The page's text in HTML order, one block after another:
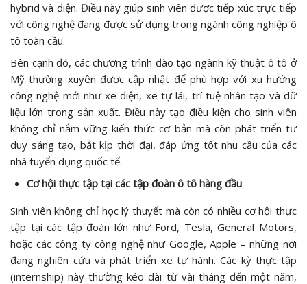
hybrid và điện. Điều này giúp sinh viên được tiếp xúc trực tiếp
với công nghệ đang được sử dụng trong ngành công nghiệp ô
tô toàn cầu.
Bên cạnh đó, các chương trình đào tạo ngành kỹ thuật ô tô ở
Mỹ thường xuyên được cập nhật để phù hợp với xu hướng
công nghệ mới như xe điện, xe tự lái, trí tuệ nhân tạo và dữ
liệu lớn trong sản xuất. Điều này tạo điều kiện cho sinh viên
không chỉ nắm vững kiến thức cơ bản mà còn phát triển tư
duy sáng tạo, bắt kịp thời đại, đáp ứng tốt nhu cầu của các
nhà tuyển dụng quốc tế.
Cơ hội thực tập tại các tập đoàn ô tô hàng đầu
Sinh viên không chỉ học lý thuyết mà còn có nhiều cơ hội thực
tập tại các tập đoàn lớn như Ford, Tesla, General Motors,
hoặc các công ty công nghệ như Google, Apple – những nơi
đang nghiên cứu và phát triển xe tự hành. Các kỳ thực tập
(internship) này thường kéo dài từ vài tháng đến một năm,